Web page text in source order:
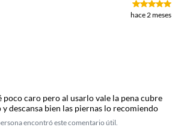
hace 2 meses
poco caro pero al usarlo vale la pena cubre
descansa bien las piernas lo recomiendo
encontró este comentario útil.